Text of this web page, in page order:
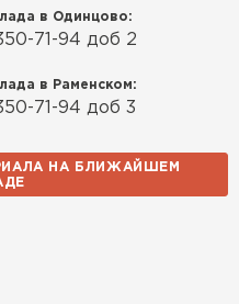
в Одинцово:
71-94 доб 2
в Раменском:
71-94 доб 3
НА БЛИЖАЙШЕМ